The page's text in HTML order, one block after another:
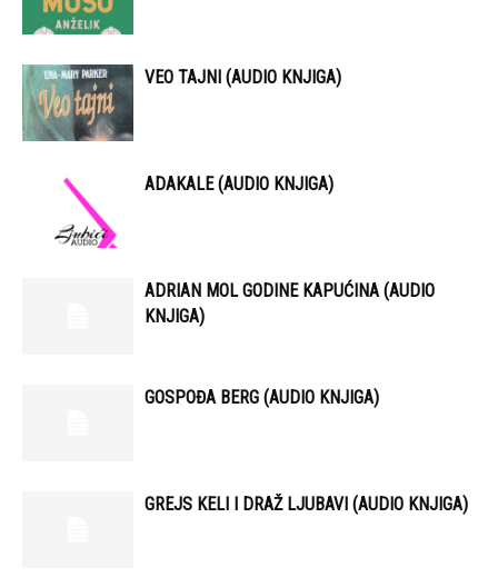
VEO TAJNI (AUDIO KNJIGA)
ADAKALE (AUDIO KNJIGA)
ADRIAN MOL GODINE KAPUĆINA (AUDIO
KNJIGA)
GOSPOĐA BERG (AUDIO KNJIGA)
GREJS KELI I DRAŽ LJUBAVI (AUDIO KNJIGA)